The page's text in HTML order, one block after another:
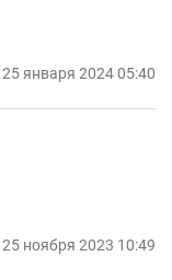
25 января 2024 05:40
25 ноября 2023 10:49